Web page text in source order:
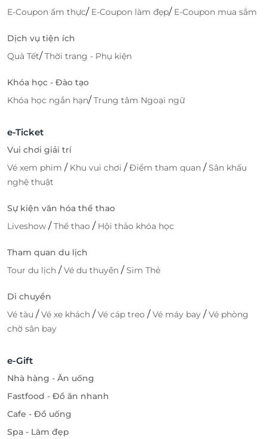
E-Coupon ẩm thực/ E-Coupon làm đẹp/ E-Coupon mua sắm
Dịch vụ tiện ích
Quà Tết/Thời trang - Phụ kiện
Khóa học - Đào tạo
Khóa học ngắn hạn/Trung tâm Ngoại ngữ
e-Ticket
Vui chơi giải trí
Vé xem phim / Khu vui chơi /Điểm tham quan /Sân khấu
nghệ thuật
Sự kiện văn hóa thể thao
Liveshow /Thể thao / Hội thảo khóa học
Tham quan du lịch
Tour du lịch /Vé du thuyền /Sim Thẻ
Di chuyển
Vé tàu /Vé xe khách /Vé cáp treo /Vé máy bay /Vé phòng
chờ sân bay
e-Gift
Nhà hàng - Ăn uống
Fastfood - Đồ ăn nhanh
Cafe - Đồ uống
Spa - Làm đẹp